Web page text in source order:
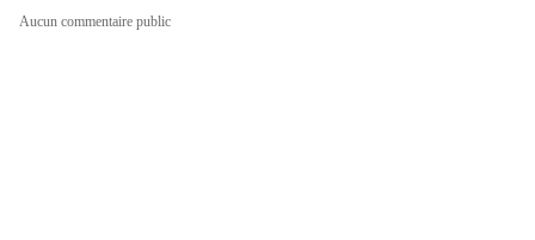
Aucun commentaire public